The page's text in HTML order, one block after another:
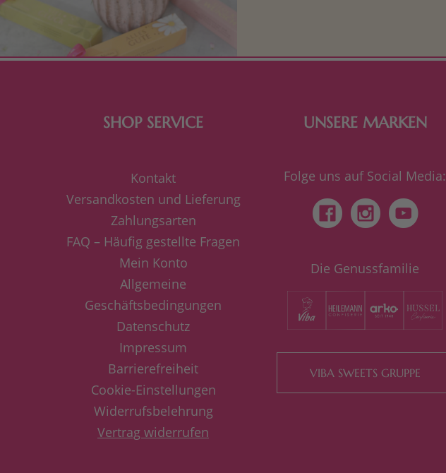
SHOP SERVICE
Kontakt
Versandkosten und Lieferung
Zahlungsarten
FAQ – Häufig gestellte Fragen
Mein Konto
Allgemeine
Geschäftsbedingungen
Datenschutz
Impressum
Barrierefreiheit
Cookie-Einstellungen
Widerrufsbelehrung
Vertrag widerrufen
UNSERE MARKEN
Folge uns auf Social Media:
Die Genussfamilie
VIBA SWEETS GRUPPE